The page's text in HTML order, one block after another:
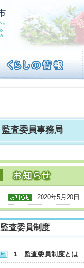
監査委員事務局
2020年5月20日
監査委員制度
1 監査委員制度とは